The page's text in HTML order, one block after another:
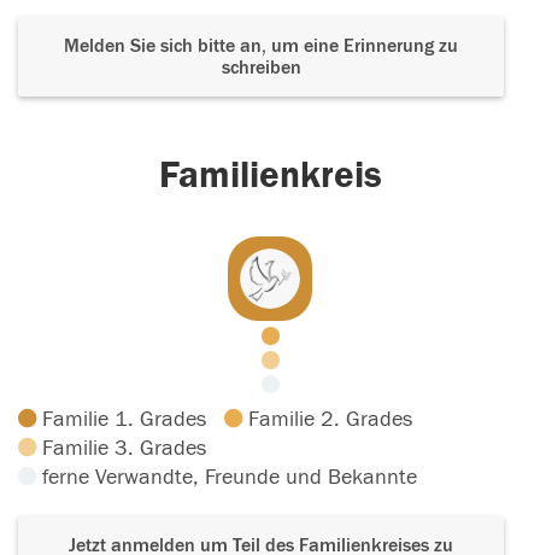
Melden Sie sich bitte an, um eine Erinnerung zu
schreiben
Familienkreis
Familie 1. Grades
Familie 2. Grades
Familie 3. Grades
ferne Verwandte, Freunde und Bekannte
Jetzt anmelden um Teil des Familienkreises zu